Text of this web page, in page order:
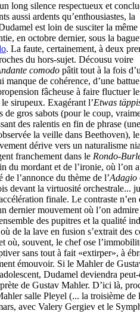
long silence respectueux et
aussi ardents qu’enthousiastes, la
est loin de susciter la
en octobre dernier, sous la
. La faute, certainement, à deux
du hors-sujet. Décousu voire
comodo pâtit tout à la fois
manque de cohérence, d’une
fâcheuse à faire fluctuer
sirupeux. Exagérant l’Etwas
de gros sabots (pour le coup,
des ralentis en fin de phrase (une
la veille dans Beethoven), le
dérive vers un naturalisme
franchement dans le Rondo-
du mordant et de l’ironie, où l’on
de l’annonce du thème de l’Adagio
devant la virtuosité orchestrale...
finale. Le contraste n’en
dernier mouvement où l’on admire
des pupitres et la qualité
de la lave en fusion s’extrait des
où, souvent, le chef ose
sans tout à fait «extirper», à
émouvoir. Si le Mahler de
Dudamel deviendra
de Gustav Mahler. D’ici là,
salle Pleyel (... la troisième de
avec Valery Gergiev et le